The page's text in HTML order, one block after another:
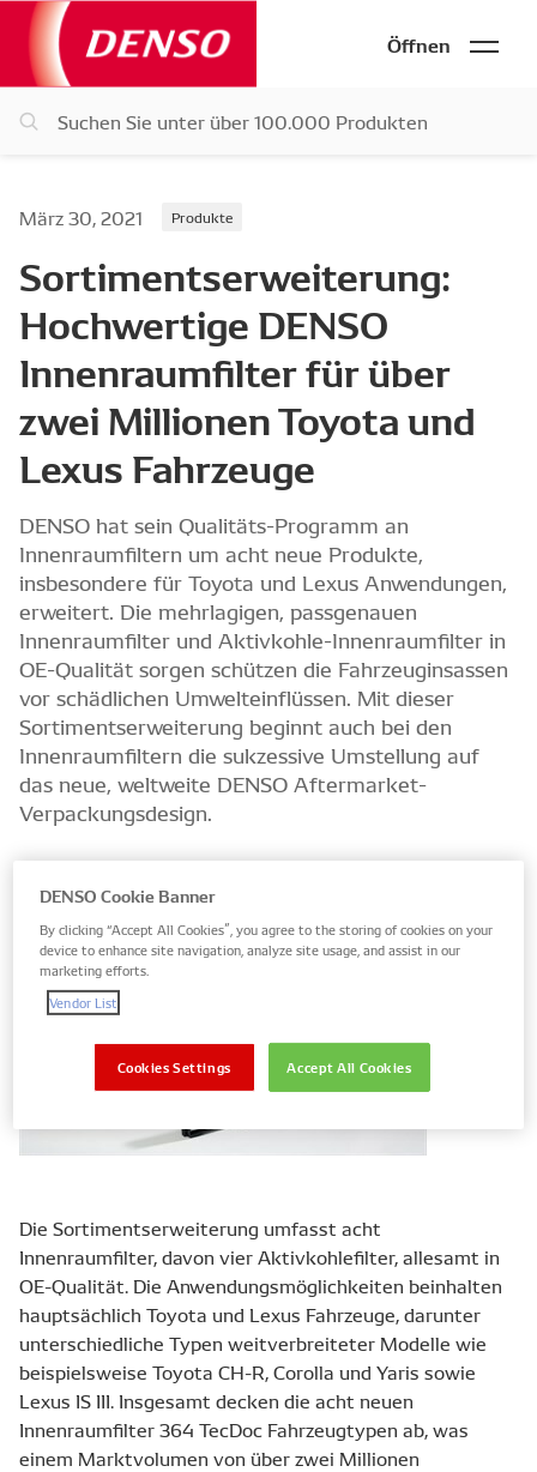
Öffnen
März 30, 2021 Produkte
Sortimentserweiterung:
Hochwertige DENSO
Innenraumfilter für über
zwei Millionen Toyota und
Lexus Fahrzeuge
DENSO hat sein Qualitäts-Programm an
Innenraumfiltern um acht neue Produkte,
insbesondere für Toyota und Lexus Anwendungen,
erweitert. Die mehrlagigen, passgenauen
Innenraumfilter und Aktivkohle-Innenraumfilter in
OE-Qualität sorgen schützen die Fahrzeuginsassen
vor schädlichen Umwelteinflüssen. Mit dieser
Sortimentserweiterung beginnt auch bei den
Innenraumfiltern die sukzessive Umstellung auf
das neue, weltweite DENSO Aftermarket-
Verpackungsdesign.
Die Sortimentserweiterung umfasst acht
Innenraumfilter, davon vier Aktivkohlefilter, allesamt in
OE-Qualität. Die Anwendungsmöglichkeiten beinhalten
hauptsächlich Toyota und Lexus Fahrzeuge, darunter
unterschiedliche Typen weitverbreiteter Modelle wie
beispielsweise Toyota CH-R, Corolla und Yaris sowie
Lexus IS III. Insgesamt decken die acht neuen
Innenraumfilter 364 TecDoc Fahrzeugtypen ab, was
einem Marktvolumen von über zwei Millionen
DENSO Cookie Banner
By clicking “Accept All Cookies”, you agree to the storing of cookies on your
device to enhance site navigation, analyze site usage, and assist in our
marketing efforts.
Vendor List
Accept All Cookies
Cookies Settings